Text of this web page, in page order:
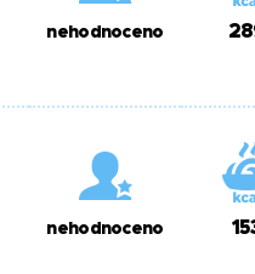
nehodnoceno
nehodnoceno